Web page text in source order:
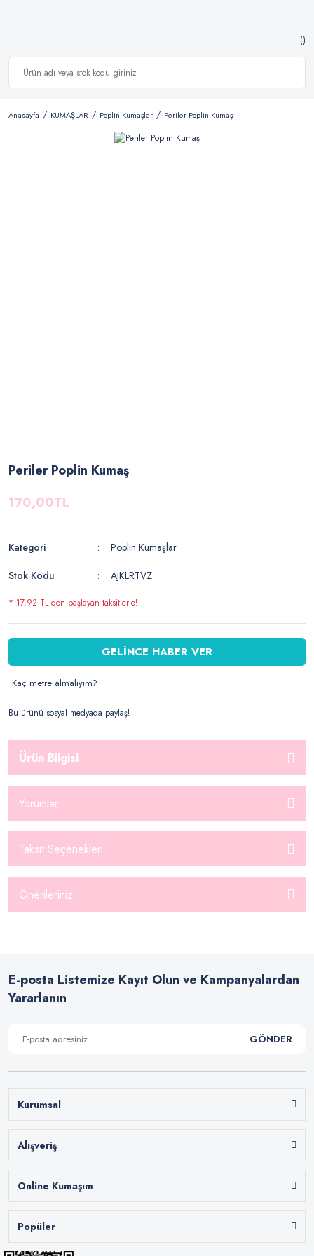
Anasayfa KUMAŞLAR Poplin Kumaşlar Periler Poplin Kumaş
Periler Poplin Kumaş
170,00TL
Kategori
Poplin Kumaşlar
Stok Kodu
AJKLRTVZ
* 17,92 TL den başlayan taksitlerle!
GELİNCE HABER VER
Kaç metre almalıyım?
Bu ürünü sosyal medyada paylaş!
Ürün Bilgisi
Yorumlar
Taksit Seçenekleri
Önerileriniz
E-posta Listemize Kayıt Olun ve Kampanyalardan
Yararlanın
GÖNDER
Kurumsal
Alışveriş
Online Kumaşım
Popüler